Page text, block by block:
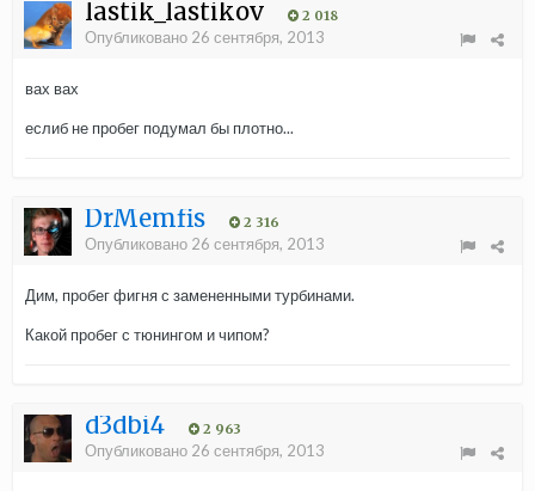
lastik_lastikov 2 018
Опубликовано 26 сентября, 2013
вах вах
еслиб не пробег подумал бы плотно...
DrMemfis 2 316
Опубликовано 26 сентября, 2013
Дим, пробег фигня с замененными турбинами.
Какой пробег с тюнингом и чипом?
d3dbi4 2 963
Опубликовано 26 сентября, 2013